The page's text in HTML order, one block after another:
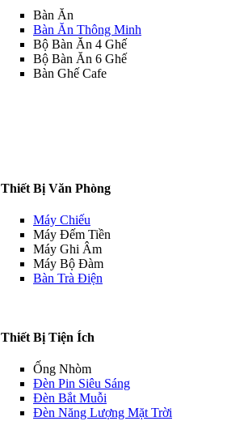
Bàn Ăn
Bàn Ăn Thông Minh
Bộ Bàn Ăn 4 Ghế
Bộ Bàn Ăn 6 Ghế
Bàn Ghế Cafe
Thiết Bị Văn Phòng
Máy Chiếu
Máy Đếm Tiền
Máy Ghi Âm
Máy Bộ Đàm
Bàn Trà Điện
Thiết Bị Tiện Ích
Ống Nhòm
Đèn Pin Siêu Sáng
Đèn Bắt Muỗi
Đèn Năng Lượng Mặt Trời